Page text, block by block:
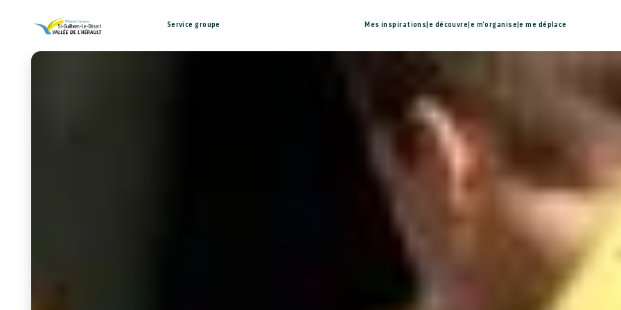
Service groupe Mes inspirations Je découvre Je m'organise Je me déplace